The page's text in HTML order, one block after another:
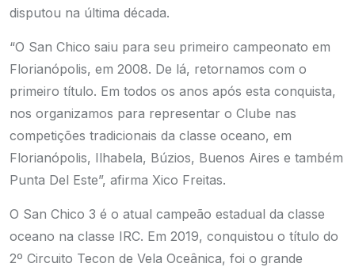
disputou na última década.
“O San Chico saiu para seu primeiro campeonato em
Florianópolis, em 2008. De lá, retornamos com o
primeiro título. Em todos os anos após esta conquista,
nos organizamos para representar o Clube nas
competições tradicionais da classe oceano, em
Florianópolis, Ilhabela, Búzios, Buenos Aires e também
Punta Del Este”, afirma Xico Freitas.
O San Chico 3 é o atual campeão estadual da classe
oceano na classe IRC. Em 2019, conquistou o título do
2º Circuito Tecon de Vela Oceânica, foi o grande